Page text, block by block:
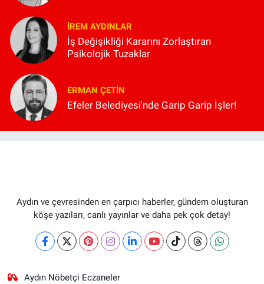
İREM AYDINLAR
İş Değişikliği Kararını Zorlaştıran
Psikolojik Tuzaklar
ERMAN ÇETIN
Efeler Belediyesi'nde Garip Garip İşler!
Aydın ve çevresinden en çarpıcı haberler, gündem oluşturan
köşe yazıları, canlı yayınlar ve daha pek çok detay!
Aydın Nöbetçi Eczaneler